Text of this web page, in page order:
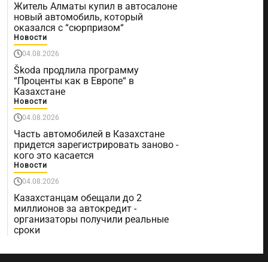
Житель Алматы купил в автосалоне
новый автомобиль, который
оказался с “сюрпризом“
Новости
04.08.2026
Škoda продлила программу
“Проценты как в Европе“ в
Казахстане
Новости
04.08.2026
Часть автомобилей в Казахстане
придется зарегистрировать заново -
кого это касается
Новости
04.08.2026
Казахстанцам обещали до 2
миллионов за автокредит -
организаторы получили реальные
сроки